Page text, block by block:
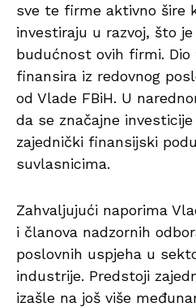
sve te firme aktivno šire
investiraju u razvoj, što
budućnost ovih firmi.
finansira iz redovnog
od Vlade FBiH. U
da se značajne
zajednički finansijski
suvlasnicima.
Zahvaljujući naporima
i članova nadzornih
poslovnih uspjeha u
industrije. Predstoji
izašle na još više